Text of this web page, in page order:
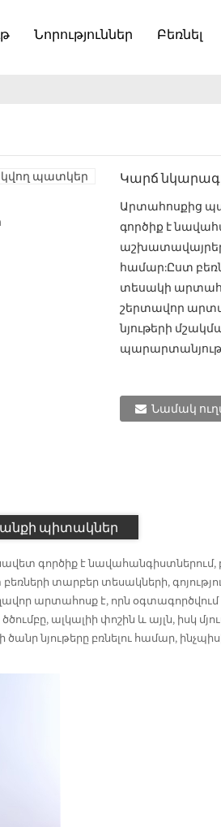
Նորություններ Բեռնել
Կարճ
Արտահոսքից
գործիք է
համար:Ըստ
տեսակի
շերտավոր
նյութերի
Նամակ
պիտակներ
գործիք է նավահանգիստներում,
տարբեր տեսակների,
արտահոսք է, որն օգտագործվում
ալկալիի փոշին և այլն, իսկ
նյութերը բռնելու համար,